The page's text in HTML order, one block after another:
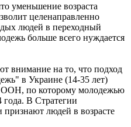
уменьшение возраста
целенаправленно
людей в переходный
больше всего нуждается
внимание на то, что подход
в Украине (14-35 лет)
ООН, по которому молодежью
года. В Стратегии
людей в возрасте